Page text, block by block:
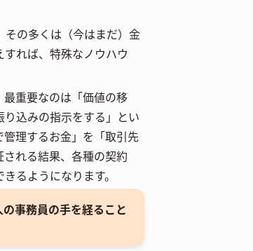
その多くは（今はまだ）金
れば、特殊なノウハウ
重要なのは「価値の移
込みの指示をする」とい
理するお金」を「取引先
れる結果、各種の契約
るようになります。
事務員の手を経ること